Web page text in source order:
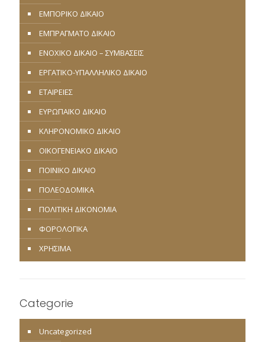
ΕΜΠΟΡΙΚΟ ΔΙΚΑΙΟ
ΕΜΠΡΑΓΜΑΤΟ ΔΙΚΑΙΟ
ΕΝΟΧΙΚΟ ΔΙΚΑΙΟ – ΣΥΜΒΑΣΕΙΣ
ΕΡΓΑΤΙΚΟ-ΥΠΑΛΛΗΛΙΚΟ ΔΙΚΑΙΟ
ΕΤΑΙΡΕΙΕΣ
ΕΥΡΩΠΑΪΚΟ ΔΙΚΑΙΟ
ΚΛΗΡΟΝΟΜΙΚΟ ΔΙΚΑΙΟ
ΟΙΚΟΓΕΝΕΙΑΚΟ ΔΙΚΑΙΟ
ΠΟΙΝΙΚΟ ΔΙΚΑΙΟ
ΠΟΛΕΟΔΟΜΙΚΑ
ΠΟΛΙΤΙΚΗ ΔΙΚΟΝΟΜΙΑ
ΦΟΡΟΛΟΓΙΚΑ
ΧΡΗΣΙΜΑ
Categorie
Uncategorized